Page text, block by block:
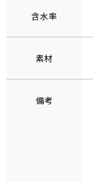
含水率
素材
備考